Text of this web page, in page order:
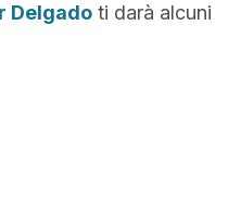
Delgado ti darà alcuni